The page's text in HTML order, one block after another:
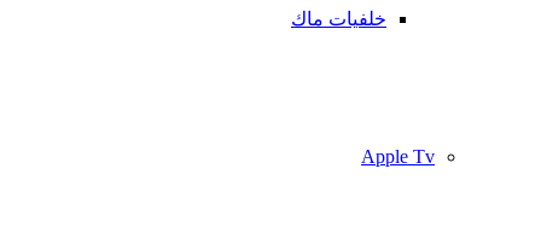
خلفيات ماك
Apple Tv